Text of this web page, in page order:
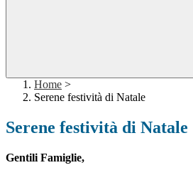
Home >
Serene festività di Natale
Serene festività di Natale
Gentili Famiglie,